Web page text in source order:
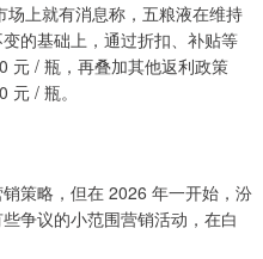
上就有消息称，五粮液在维持
的基础上，通过折扣、补贴等
元 / 瓶，再叠加其他返利政策
/ 瓶。
策略，但在 2026 年一开始，汾
争议的小范围营销活动，在白